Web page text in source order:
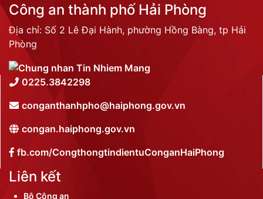
Công an thành phố Hải Phòng
Địa chỉ: Số 2 Lê Đại Hành, phường Hồng Bàng, tp Hải
Phòng
0225.3842298
conganthanhpho@haiphong.gov.vn
congan.haiphong.gov.vn
fb.com/CongthongtindientuConganHaiPhong
Liên kết
Bộ Công an